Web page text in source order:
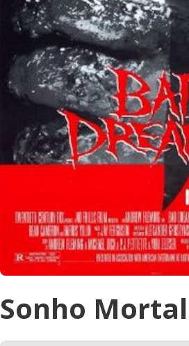
Sonho Mortal